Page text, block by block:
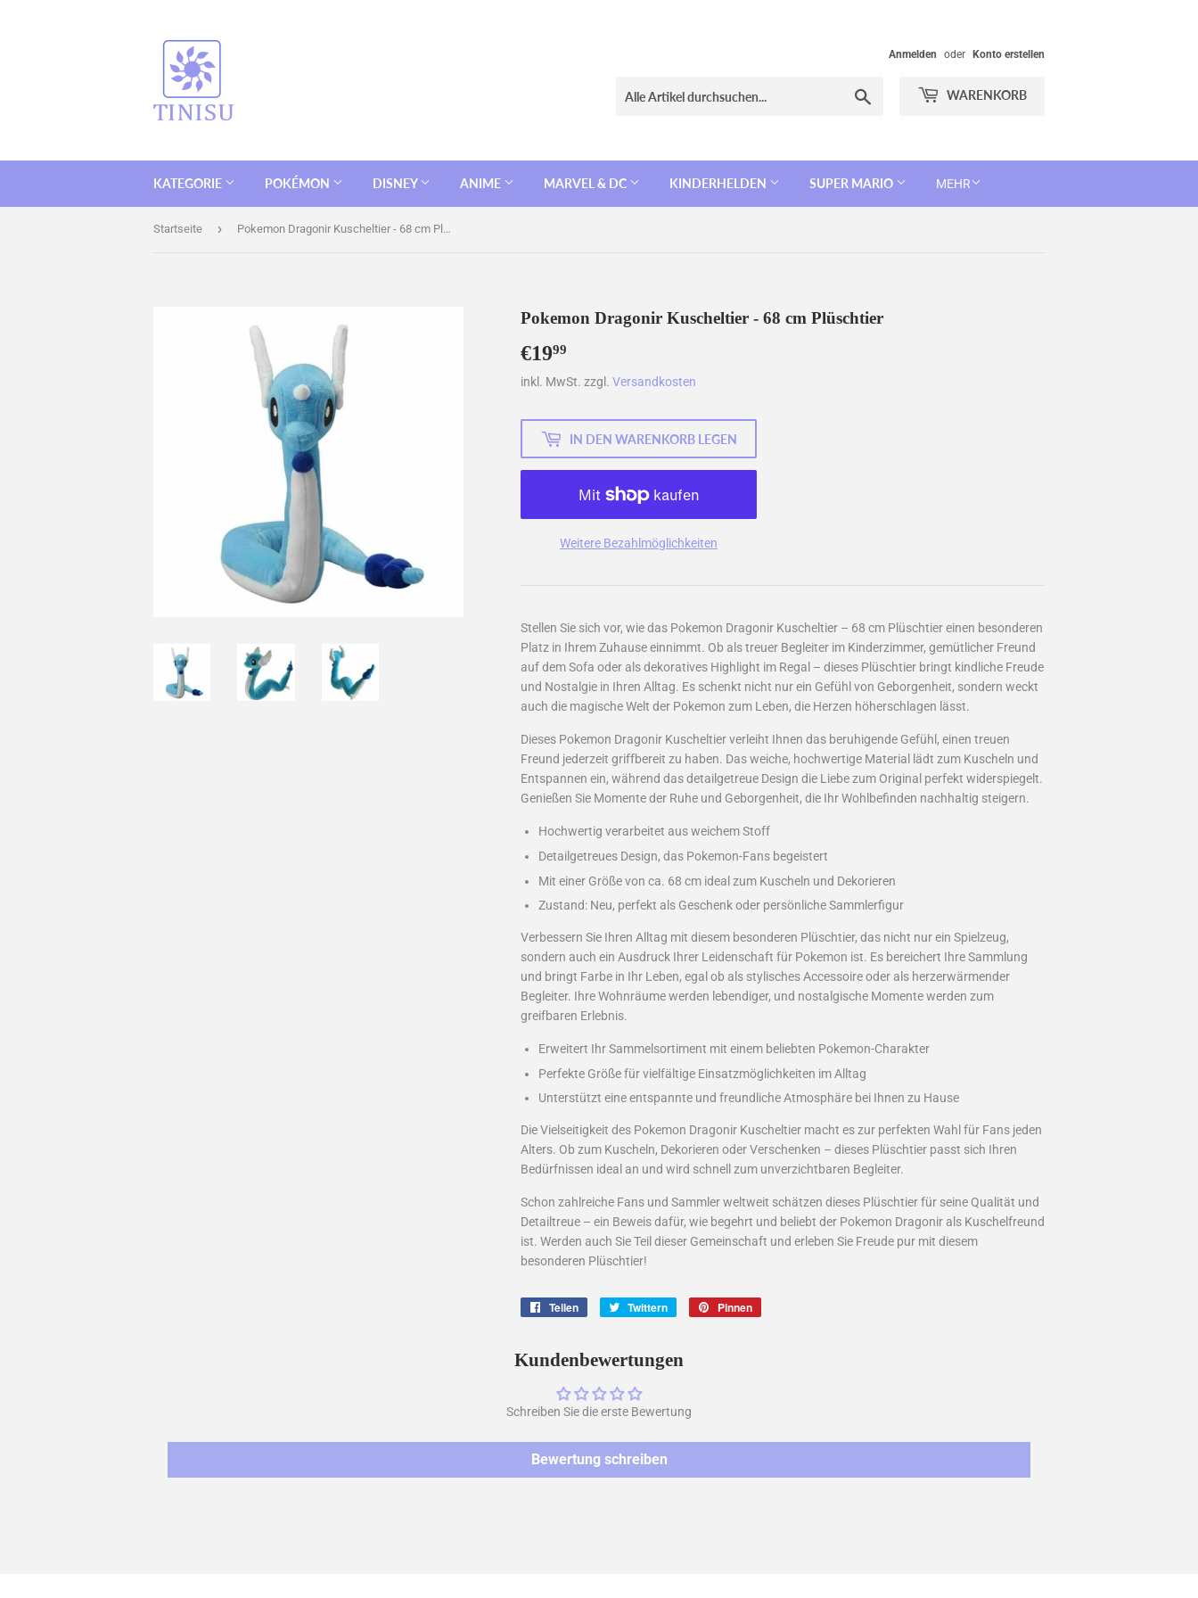
Anmelden oder Konto erstellen
WARENKORB
KATEGORIE POKÉMON DISNEY ANIME MARVEL & DC KINDERHELDEN SUPER MARIO MEHR
Startseite › Pokemon Dragonir Kuscheltier - 68 cm Plüschtier
Pokemon Dragonir Kuscheltier - 68 cm Plüschtier
€1999
inkl. MwSt. zzgl. Versandkosten
IN DEN WARENKORB LEGEN
Weitere Bezahlmöglichkeiten
Stellen Sie sich vor, wie das Pokemon Dragonir Kuscheltier – 68 cm Plüschtier einen besonderen
Platz in Ihrem Zuhause einnimmt. Ob als treuer Begleiter im Kinderzimmer, gemütlicher Freund
auf dem Sofa oder als dekoratives Highlight im Regal – dieses Plüschtier bringt kindliche Freude
und Nostalgie in Ihren Alltag. Es schenkt nicht nur ein Gefühl von Geborgenheit, sondern weckt
auch die magische Welt der Pokemon zum Leben, die Herzen höherschlagen lässt.
Dieses Pokemon Dragonir Kuscheltier verleiht Ihnen das beruhigende Gefühl, einen treuen
Freund jederzeit griffbereit zu haben. Das weiche, hochwertige Material lädt zum Kuscheln und
Entspannen ein, während das detailgetreue Design die Liebe zum Original perfekt widerspiegelt.
Genießen Sie Momente der Ruhe und Geborgenheit, die Ihr Wohlbefinden nachhaltig steigern.
Hochwertig verarbeitet aus weichem Stoff
Detailgetreues Design, das Pokemon-Fans begeistert
Mit einer Größe von ca. 68 cm ideal zum Kuscheln und Dekorieren
Zustand: Neu, perfekt als Geschenk oder persönliche Sammlerfigur
Verbessern Sie Ihren Alltag mit diesem besonderen Plüschtier, das nicht nur ein Spielzeug,
sondern auch ein Ausdruck Ihrer Leidenschaft für Pokemon ist. Es bereichert Ihre Sammlung
und bringt Farbe in Ihr Leben, egal ob als stylisches Accessoire oder als herzerwärmender
Begleiter. Ihre Wohnräume werden lebendiger, und nostalgische Momente werden zum
greifbaren Erlebnis.
Erweitert Ihr Sammelsortiment mit einem beliebten Pokemon-Charakter
Perfekte Größe für vielfältige Einsatzmöglichkeiten im Alltag
Unterstützt eine entspannte und freundliche Atmosphäre bei Ihnen zu Hause
Die Vielseitigkeit des Pokemon Dragonir Kuscheltier macht es zur perfekten Wahl für Fans jeden
Alters. Ob zum Kuscheln, Dekorieren oder Verschenken – dieses Plüschtier passt sich Ihren
Bedürfnissen ideal an und wird schnell zum unverzichtbaren Begleiter.
Schon zahlreiche Fans und Sammler weltweit schätzen dieses Plüschtier für seine Qualität und
Detailtreue – ein Beweis dafür, wie begehrt und beliebt der Pokemon Dragonir als Kuschelfreund
ist. Werden auch Sie Teil dieser Gemeinschaft und erleben Sie Freude pur mit diesem
besonderen Plüschtier!
Teilen Twittern Pinnen
Kundenbewertungen
Schreiben Sie die erste Bewertung
Bewertung schreiben